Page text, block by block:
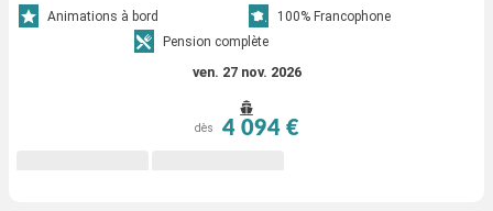
Animations à bord
100% Francophone
Pension complète
ven. 27 nov. 2026
dès 4 094 €